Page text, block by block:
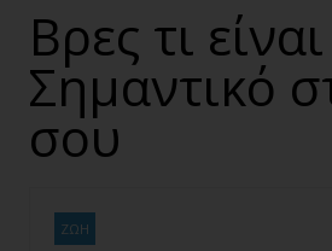
Βρες τι είναι
Σημαντικό
σου
ΖΩΗ